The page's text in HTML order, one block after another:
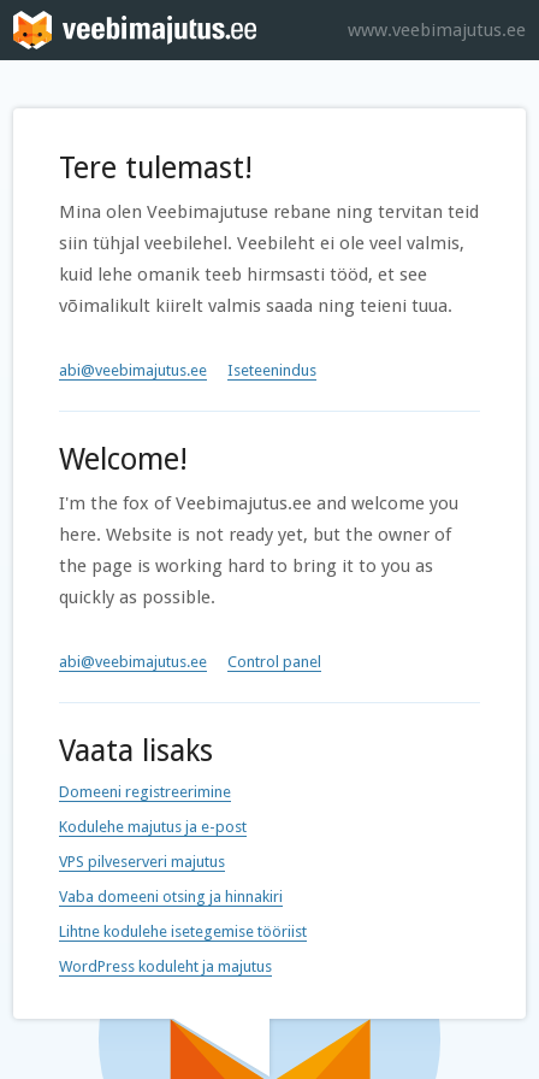
www.veebimajutus.ee
Tere tulemast!
Mina olen Veebimajutuse rebane ning tervitan teid
siin tühjal veebilehel. Veebileht ei ole veel valmis,
kuid lehe omanik teeb hirmsasti tööd, et see
võimalikult kiirelt valmis saada ning teieni tuua.
abi@veebimajutus.ee Iseteenindus
Welcome!
I'm the fox of Veebimajutus.ee and welcome you
here. Website is not ready yet, but the owner of
the page is working hard to bring it to you as
quickly as possible.
abi@veebimajutus.ee Control panel
Vaata lisaks
Domeeni registreerimine
Kodulehe majutus ja e-post
VPS pilveserveri majutus
Vaba domeeni otsing ja hinnakiri
Lihtne kodulehe isetegemise tööriist
WordPress koduleht ja majutus